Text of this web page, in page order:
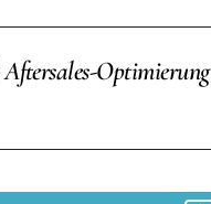
Optimierung